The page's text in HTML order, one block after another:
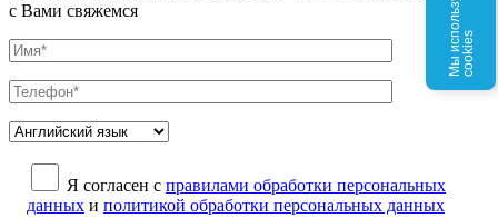
М
ы
и
сп
о
л
ь
з
у
е
м
c
o
o
k
i
es
с Вами свяжемся
Я согласен с правилами обработки персональных
данных и политикой обработки персональных данных